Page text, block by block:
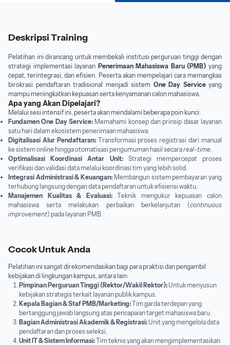
Deskripsi Training
Pelatihan ini dirancang untuk membekali institusi perguruan tinggi dengan
strategi implementasi layanan Penerimaan Mahasiswa Baru (PMB) yang
cepat, terintegrasi, dan efisien. Peserta akan mempelajari cara memangkas
birokrasi pendaftaran tradisional menjadi sistem One Day Serviceyang
mampu meningkatkan kepuasan serta kenyamanan calon mahasiswa.
Apa yang Akan Dipelajari?
Melalui sesi intensif ini, peserta akan mendalami beberapa poin kunci:
Fundamen One Day Service: Memahami konsep dan prinsip dasar layanan
satu hari dalam ekosistem penerimaan mahasiswa.
Digitalisasi Alur Pendaftaran:Transformasi proses registrasi dari manual
ke sistemonline hingga otomatisasi pengumuman hasil secarareal-time.
Optimalisasi Koordinasi Antar Unit:Strategi mempercepat proses
verifikasi dan validasi data melalui koordinasi tim yang lebih solid.
Integrasi Administrasi & Keuangan: Membangun sistem pembayaran yang
terhubung langsung dengan data pendaftaran untuk efisiensi waktu.
Manajemen Kualitas & Evaluasi:Teknik mengukur kepuasan calon
mahasiswa serta melakukan perbaikan berkelanjutan (continuous
improvement) pada layanan PMB.
Cocok Untuk Anda
Pelatihan ini sangat direkomendasikan bagi para praktisi dan pengambil
kebijakan di lingkungan kampus, antara lain:
Pimpinan Perguruan Tinggi (Rektor/Wakil Rektor):Untuk menyusun
kebijakan strategis terkait layanan publik kampus.
Kepala Bagian & Staf PMB/Marketing:Tim garda terdepan yang
bertanggung jawab langsung atas pencapaian target mahasiswa baru.
Bagian Administrasi Akademik & Registrasi:Unit yang mengelola data
pendaftaran dan proses seleksi.
Unit IT & Sistem Informasi:Tim teknis yang akan mengimplementasikan